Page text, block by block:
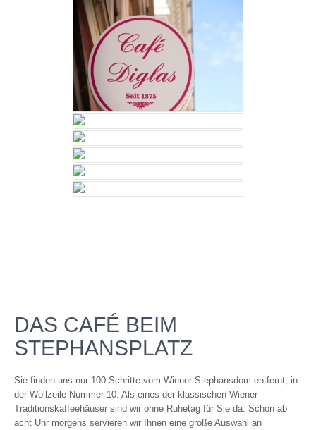
DAS CAFÉ BEIM
STEPHANSPLATZ
Sie finden uns nur 100 Schritte vom Wiener Stephansdom entfernt, in
der Wollzeile Nummer 10. Als eines der klassischen Wiener
Traditionskaffeehäuser sind wir ohne Ruhetag für Sie da. Schon ab
acht Uhr morgens servieren wir Ihnen eine große Auswahl an